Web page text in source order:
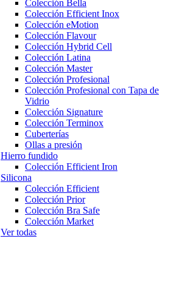
Colección Bella
Colección Efficient Inox
Colección eMotion
Colección Flavour
Colección Hybrid Cell
Colección Latina
Colección Master
Colección Profesional
Colección Profesional con Tapa de
Vidrio
Colección Signature
Colección Terminox
Cuberterías
Ollas a presión
Hierro fundido
Colección Efficient Iron
Silicona
Colección Efficient
Colección Prior
Colección Bra Safe
Colección Market
Ver todas